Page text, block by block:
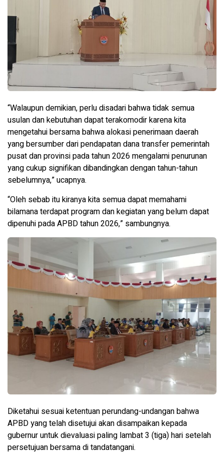
“Walaupun demikian, perlu disadari bahwa tidak semua
usulan dan kebutuhan dapat terakomodir karena kita
mengetahui bersama bahwa alokasi penerimaan daerah
yang bersumber dari pendapatan dana transfer pemerintah
pusat dan provinsi pada tahun 2026 mengalami penurunan
yang cukup signifikan dibandingkan dengan tahun-tahun
sebelumnya,” ucapnya.
“Oleh sebab itu kiranya kita semua dapat memahami
bilamana terdapat program dan kegiatan yang belum dapat
dipenuhi pada APBD tahun 2026,” sambungnya.
Diketahui sesuai ketentuan perundang-undangan bahwa
APBD yang telah disetujui akan disampaikan kepada
gubernur untuk dievaluasi paling lambat 3 (tiga) hari setelah
persetujuan bersama di tandatangani.